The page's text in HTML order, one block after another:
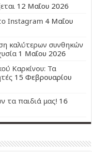
12 Μαΐου 2026
Instagram 4 Μαΐου
καλύτερων συνθηκών
1 Μαΐου 2026
Καρκίνου: Τα
15 Φεβρουαρίου
τα παιδιά μας! 16